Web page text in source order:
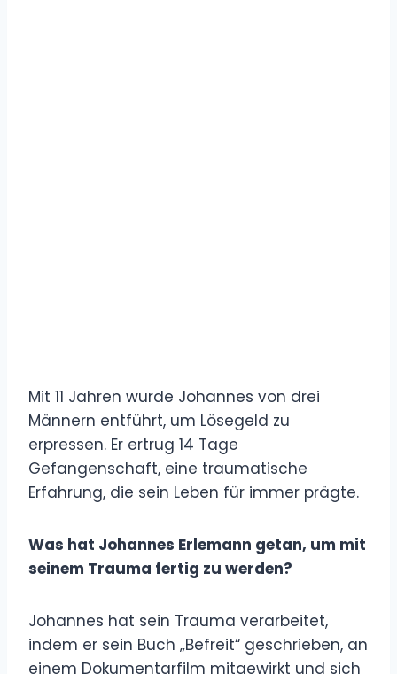
Mit 11 Jahren wurde Johannes von drei
Männern entführt, um Lösegeld zu
erpressen. Er ertrug 14 Tage
Gefangenschaft, eine traumatische
Erfahrung, die sein Leben für immer prägte.
Was hat Johannes Erlemann getan, um mit
seinem Trauma fertig zu werden?
Johannes hat sein Trauma verarbeitet,
indem er sein Buch „Befreit“ geschrieben, an
einem Dokumentarfilm mitgewirkt und sich